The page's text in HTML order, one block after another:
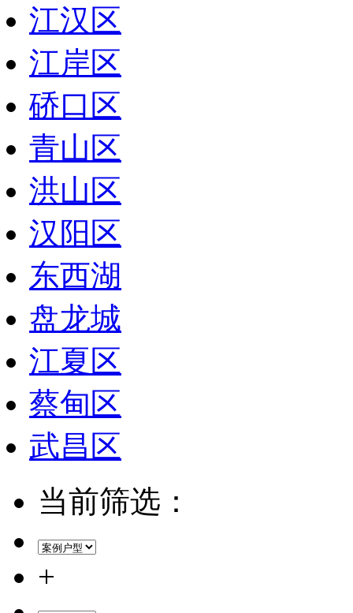
江汉区
江岸区
硚口区
青山区
洪山区
汉阳区
东西湖
盘龙城
江夏区
蔡甸区
武昌区
当前筛选：
+